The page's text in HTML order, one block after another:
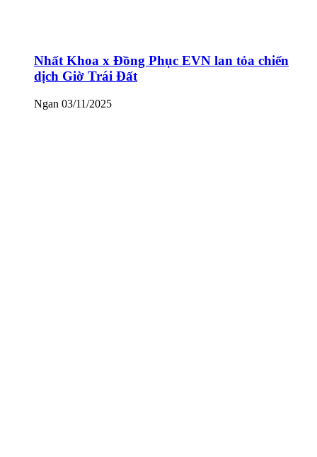
Nhất Khoa x Đồng Phục EVN lan tỏa chiến
dịch Giờ Trái Đất
Ngan 03/11/2025